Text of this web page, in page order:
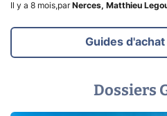
Il y a 8 mois,par Nerces, Matthieu
Guides d'achat
Dossiers